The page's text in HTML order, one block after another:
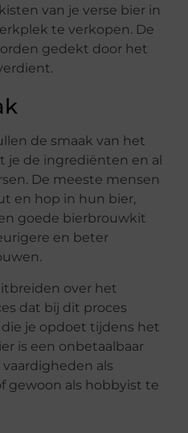
van je verse bier in
te verkopen. De
gedekt door het
de smaak van het
je de ingrediënten en al
De meeste mensen
en hop in hun bier,
goede bierbrouwkit
en beter
over het
dat bij dit proces
je opdoet tijdens het
is een onbetaalbaar
als
gewoon als hobbyist te